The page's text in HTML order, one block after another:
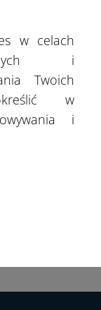
›
›
w celach
i
Twoich
w
i